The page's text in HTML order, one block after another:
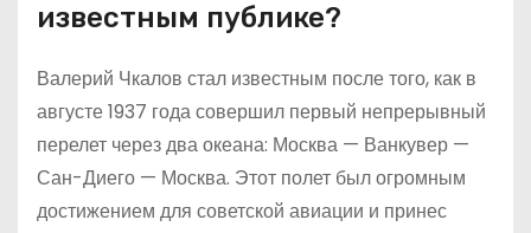
известным публике?
Валерий Чкалов стал известным после того, как в
августе 1937 года совершил первый непрерывный
перелет через два океана: Москва — Ванкувер —
Сан-Диего — Москва. Этот полет был огромным
достижением для советской авиации и принес